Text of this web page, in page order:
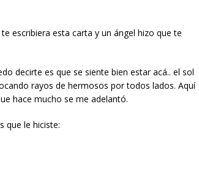
escribiera esta carta y un ángel hizo que te
decirte es que se siente bien estar acá.. el sol
rayos de hermosos por todos lados. Aquí
hace mucho se me adelantó.
que le hiciste: